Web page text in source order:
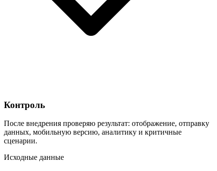
Контроль
После внедрения проверяю результат: отображение, отправку
данных, мобильную версию, аналитику и критичные
сценарии.
Исходные данные